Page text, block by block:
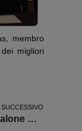
membro
migliori
SUCCESSIVO
A Parigi il Salone Mondiale del Turismo